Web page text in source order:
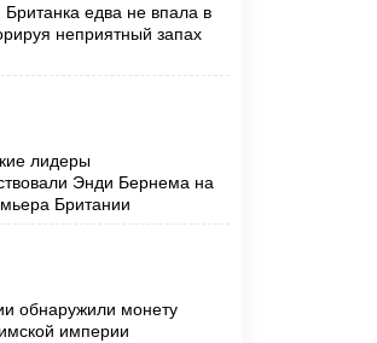
Британка едва не впала в
неприятный запах
лидеры
Энди Бернема на
Британии
обнаружили монету
империи